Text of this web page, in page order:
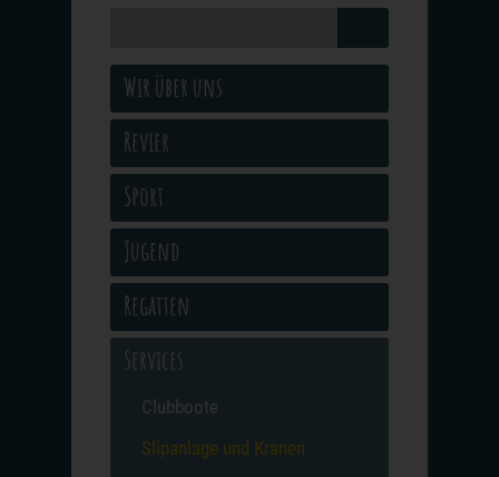
Wir über uns
Revier
Sport
Jugend
Regatten
Services
Clubboote
Slipanlage und Kranen